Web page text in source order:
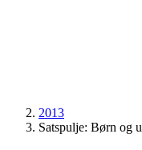
2013
Satspulje: Børn og